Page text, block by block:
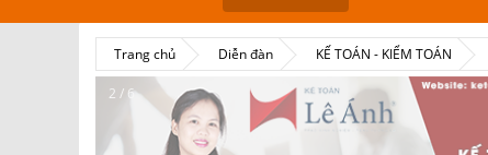
Trang chủ Diễn đàn KẾ TOÁN - KIỂM TOÁN
2 / 6